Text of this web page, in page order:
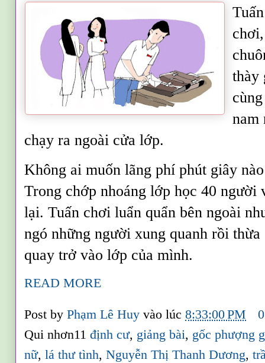
thày
nam
chạy ra ngoài cửa lớp.
Không ai muốn lãng phí phút giây
Trong chớp nhoáng lớp học 40 người
lại. Tuấn chơi luẩn quẩn bên ngoài
ngó những người xung quanh rồi
quay trở vào lớp của mình.
READ MORE
Post byPhạm Lê Huyvào lúc8:33:00 PM
Qui nhơn11định cư, giảng bài, gốc phượng
nữ,lá thư tình,Nguyễn Thị Thanh Dương,